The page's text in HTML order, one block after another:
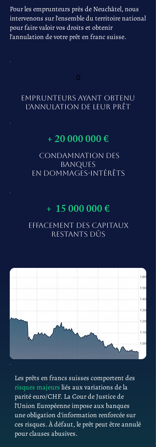
Pour les emprunteurs près de Neuchâtel, nous
intervenons sur l'ensemble du territoire national
pour faire valoir vos droits et obtenir
l'annulation de votre prêt en franc suisse.
0
EMPRUNTEURS AYANT OBTENU
L'ANNULATION DE LEUR PRÊT
+20 000 000€
CONDAMNATION DES
BANQUES
EN DOMMAGES-INTÉRÊTS
+ 15 000 000€
EFFACEMENT DES CAPITAUX
RESTANTS DÛS
Les prêts en francs suisses comportent des
risques majeurs liés aux variations de la
parité euro/CHF. La Cour de Justice de
l'Union Européenne impose aux banques
une obligation d'information renforcée sur
ces risques. À défaut, le prêt peut être annulé
pour clauses abusives.